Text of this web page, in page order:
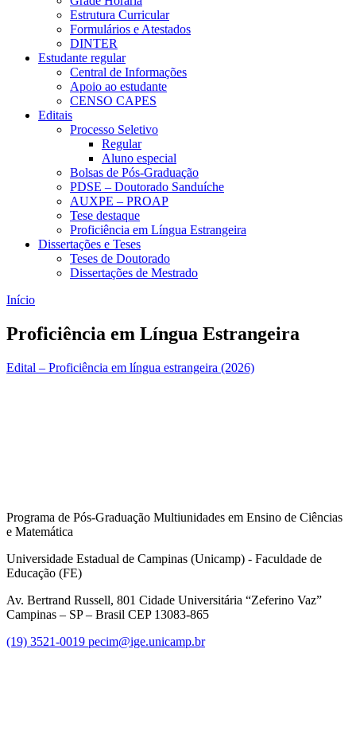
Estrutura Curricular
Formulários e Atestados
DINTER
Estudante regular
Central de Informações
Apoio ao estudante
CENSO CAPES
Editais
Processo Seletivo
Regular
Aluno especial
Bolsas de Pós-Graduação
PDSE – Doutorado Sanduíche
AUXPE – PROAP
Tese destaque
Proficiência em Língua Estrangeira
Dissertações e Teses
Teses de Doutorado
Dissertações de Mestrado
Início
Proficiência em Língua Estrangeira
Edital – Proficiência em língua estrangeira (2026)
Programa de Pós-Graduação Multiunidades em Ensino de Ciências
e Matemática
Universidade Estadual de Campinas (Unicamp) - Faculdade de
Educação (FE)
Av. Bertrand Russell, 801 Cidade Universitária “Zeferino Vaz”
Campinas – SP – Brasil CEP 13083-865
(19) 3521-0019 pecim@ige.unicamp.br